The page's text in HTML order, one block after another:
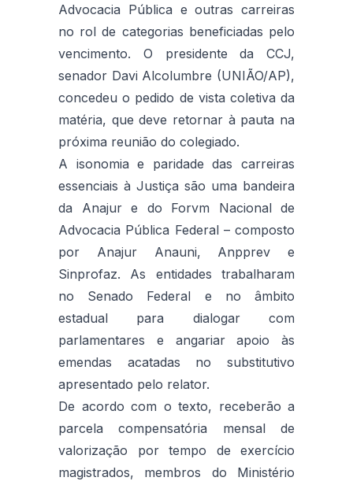
Advocacia Pública e outras carreiras
no rol de categorias beneficiadas pelo
vencimento. O presidente da CCJ,
senador Davi Alcolumbre (UNIÃO/AP),
concedeu o pedido de vista coletiva da
matéria, que deve retornar à pauta na
próxima reunião do colegiado.
A isonomia e paridade das carreiras
essenciais à Justiça são uma bandeira
da Anajur e do Forvm Nacional de
Advocacia Pública Federal – composto
por Anajur Anauni, Anpprev e
Sinprofaz. As entidades trabalharam
no Senado Federal e no âmbito
estadual para dialogar com
parlamentares e angariar apoio às
emendas acatadas no substitutivo
apresentado pelo relator.
De acordo com o texto, receberão a
parcela compensatória mensal de
valorização por tempo de exercício
magistrados, membros do Ministério